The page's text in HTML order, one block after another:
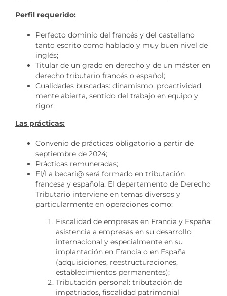
Perfil requerido:
Perfecto dominio del francés y del castellano
tanto escrito como hablado y muy buen nivel de
inglés;
Titular de un grado en derecho y de un máster en
derecho tributario francés o español;
Cualidades buscadas: dinamismo, proactividad,
mente abierta, sentido del trabajo en equipo y
rigor;
Las prácticas:
Convenio de prácticas obligatorio a partir de
septiembre de 2024;
Prácticas remuneradas;
El/La becari@ será formado en tributación
francesa y española. El departamento de Derecho
Tributario interviene en temas diversos y
particularmente en operaciones como:
Fiscalidad de empresas en Francia y España:
asistencia a empresas en su desarrollo
internacional y especialmente en su
implantación en Francia o en España
(adquisiciones, reestructuraciones,
establecimientos permanentes);
Tributación personal: tributación de
impatriados, fiscalidad patrimonial